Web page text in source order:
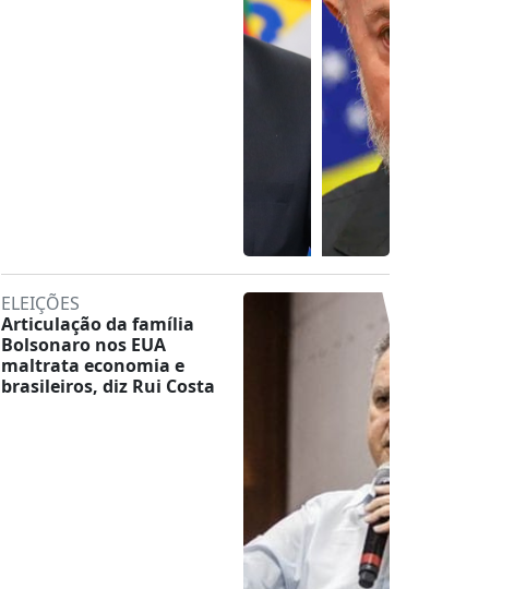
ELEIÇÕES
Articulação da família
Bolsonaro nos EUA
maltrata economia e
brasileiros, diz Rui Costa